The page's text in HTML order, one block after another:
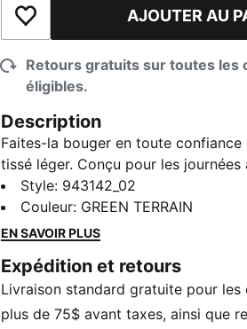
Ajouter à la liste de souhaits
AJOUTER AU
Retours gratuits sur toutes les
éligibles.
Description
Faites-la bouger en toute confiance
tissé léger. Conçu pour les journées
polyester respirant offre une liberté
d'exploration et de détente. Qu'il
en famille ou d'une journée
effort pour chaque aventure.
Style: 943142_02
Couleur: GREEN TERRAIN
EN SAVOIR PLUS
Expédition et retours
Livraison standard gratuite pour les
plus de 75$ avant taxes, ainsi que